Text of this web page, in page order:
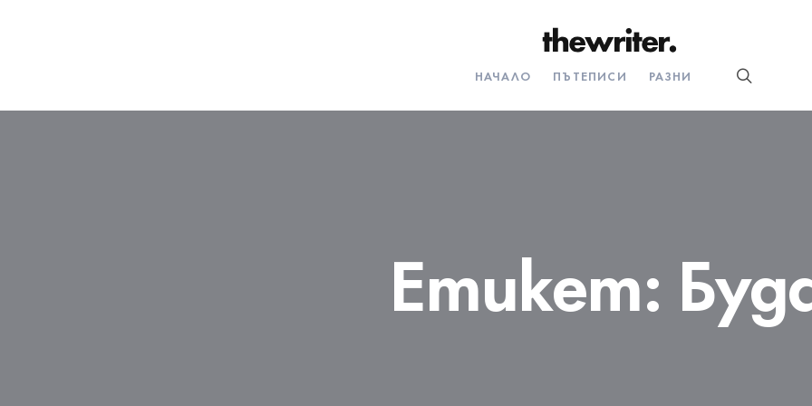
НАЧАЛО ПЪТЕПИСИ РАЗНИ
Етикет: